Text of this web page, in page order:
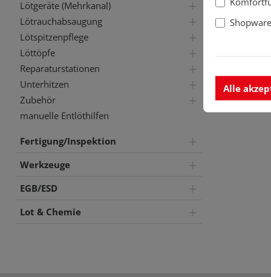
Lötgeräte (Mehrkanal)
Lötrauchabsaugung
Lötspitzenpflege
Löttöpfe
Reparaturstationen
Unterhitzen
Zubehör
manuelle Entlöthilfen
Fertigung/Inspektion
Werkzeuge
EGB/ESD
Lot & Chemie
Alle